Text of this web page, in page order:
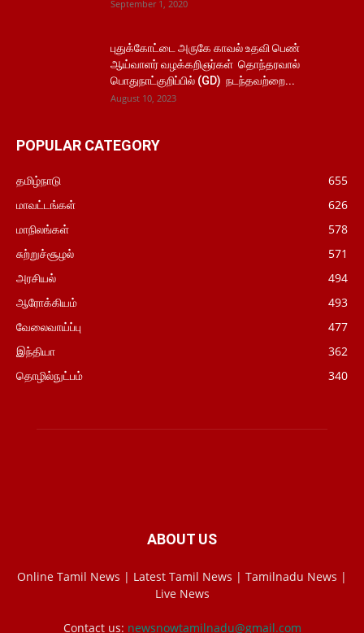
September 1, 2020
புதுக்கோட்டை அருகே காவல் உதவி பெண்
ஆய்வாளர் வழக்கறிஞர்கள் தொந்தரவால்
பொதுநாட்குறிப்பில் (GD) நடந்தவற்றை...
August 10, 2023
POPULAR CATEGORY
தமிழ்நாடு
655
மாவட்டங்கள்
626
மாநிலங்கள்
578
சுற்றுச்சூழல்
571
அரசியல்
494
ஆரோக்கியம்
493
வேலைவாய்ப்பு
477
இந்தியா
362
தொழில்நுட்பம்
340
ABOUT US
Online Tamil News | Latest Tamil News | Tamilnadu News |
Live News
Contact us: newsnowtamilnadu@gmail.com